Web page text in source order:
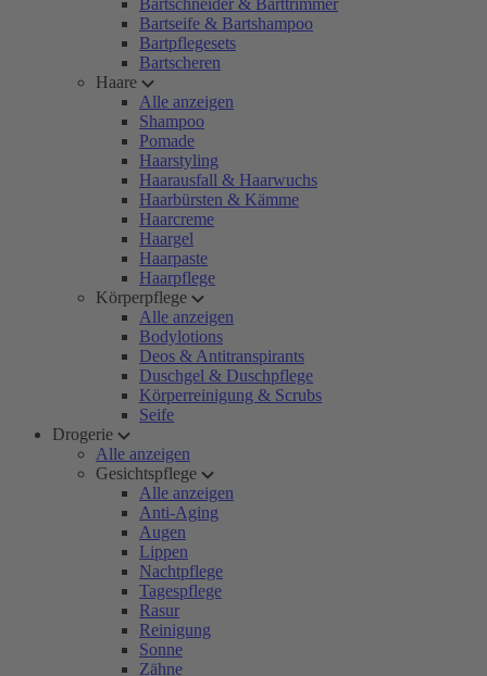
Bartschneider & Barttrimmer
Bartseife & Bartshampoo
Bartpflegesets
Bartscheren
Haare
Alle anzeigen
Shampoo
Pomade
Haarstyling
Haarausfall & Haarwuchs
Haarbürsten & Kämme
Haarcreme
Haargel
Haarpaste
Haarpflege
Körperpflege
Alle anzeigen
Bodylotions
Deos & Antitranspirants
Duschgel & Duschpflege
Körperreinigung & Scrubs
Seife
Drogerie
Alle anzeigen
Gesichtspflege
Alle anzeigen
Anti-Aging
Augen
Lippen
Nachtpflege
Tagespflege
Rasur
Reinigung
Sonne
Zähne